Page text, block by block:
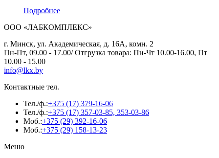
Подробнее
ООО «ЛАБКОМПЛЕКС»
г. Минск, ул. Академическая, д. 16А, комн. 2
Пн-Пт, 09.00 - 17.00/ Отгрузка товара: Пн-Чт 10.00-16.00, Пт
10.00 - 15.00
info@lkx.by
Контактные тел.
Тел./ф.:+375 (17) 379-16-06
Тел./ф.:+375 (17) 357-03-85, 353-03-86
Моб.:+375 (29) 392-16-06
Моб.:+375 (29) 158-13-23
Меню